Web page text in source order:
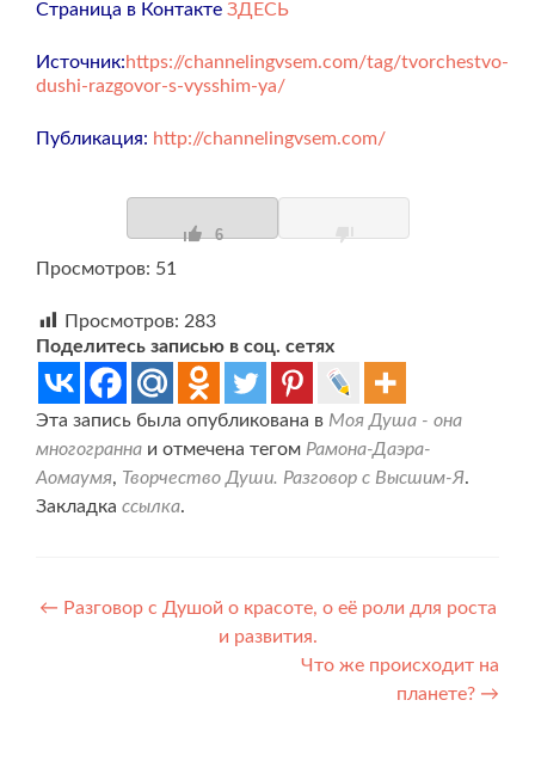
Страница в Контакте ЗДЕСЬ
Источник:https://channelingvsem.com/tag/tvorchestvo-
dushi-razgovor-s-vysshim-ya/
Публикация: http://channelingvsem.com/
6
Просмотров: 51
Просмотров: 283
Поделитесь записью в соц. сетях
Эта запись была опубликована в Моя Душа - она
многогранна и отмечена тегом Рамона-Даэра-
Аомаумя, Творчество Души. Разговор с Высшим-Я.
Закладка ссылка.
Навигация
← Разговор с Душой о красоте, о её роли для роста
и развития.
Что же происходит на
планете? →